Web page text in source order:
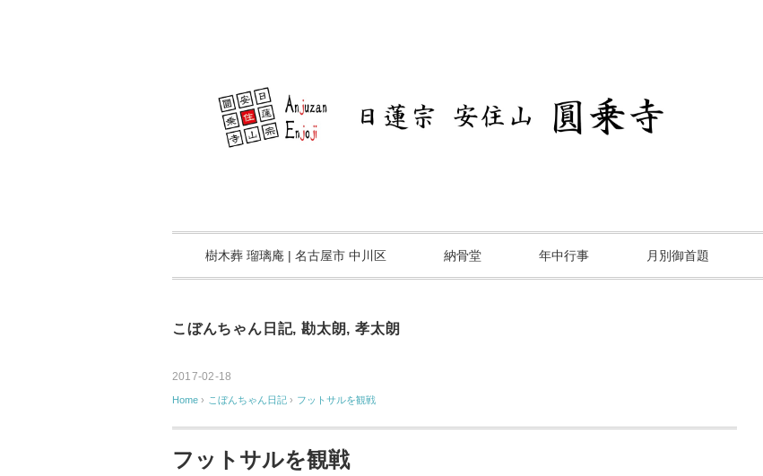
樹木葬 瑠璃庵 | 名古屋市 中川区 納骨堂 年中行事 月別御首題
こぼんちゃん日記,勘太朗,孝太朗
2017-02-18
Home › こぼんちゃん日記 › フットサルを観戦
フットサルを観戦